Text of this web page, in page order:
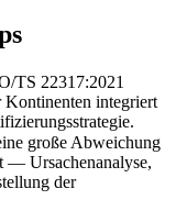
TS 22317:2021
integriert
große Abweichung
— Ursachenanalyse,
der